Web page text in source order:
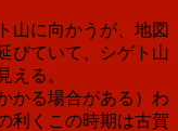
山に向かうが、地図
びていて、シゲト山
える。
かる場合がある）わ
利くこの時期は古賀